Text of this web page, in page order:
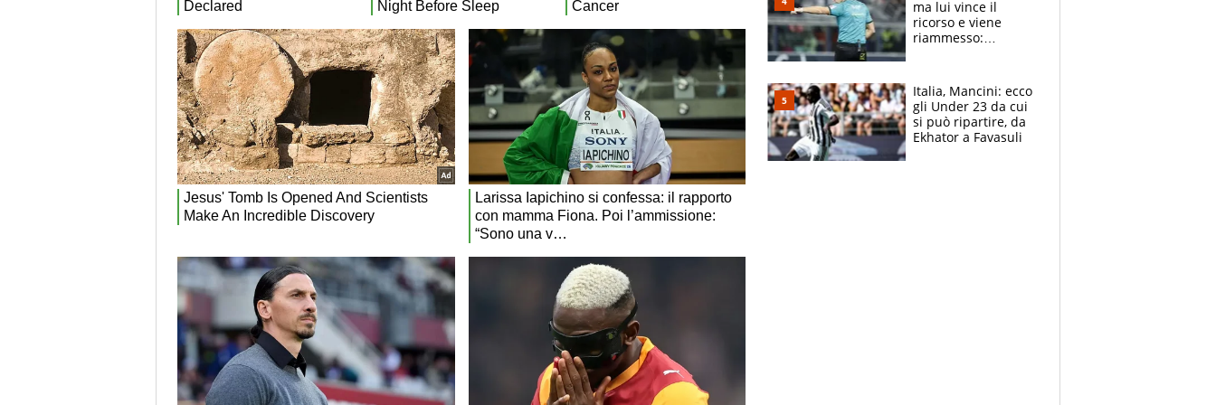
ma lui vince il
ricorso e viene
riammesso:
Italia, Mancini: ecco
gli Under 23 da cui
si può ripartire, da
Ekhator a Favasuli